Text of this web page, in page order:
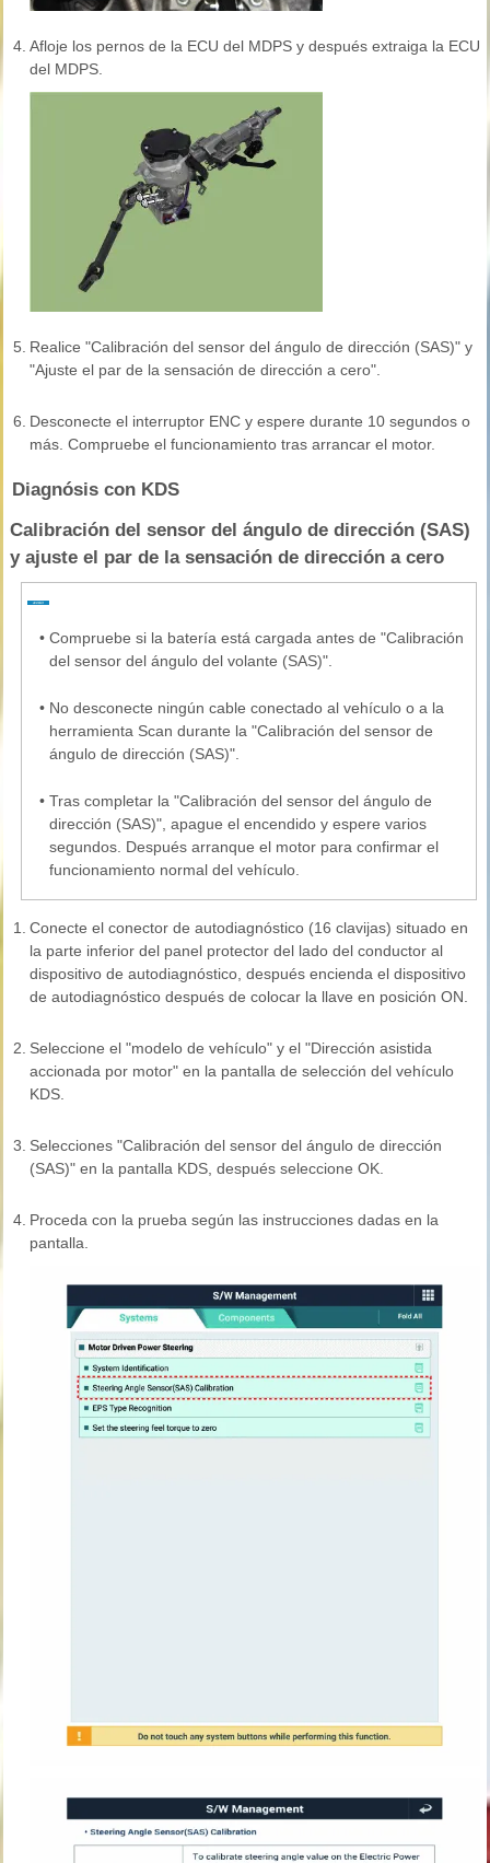
4. Afloje los pernos de la ECU del MDPS y después extraiga la ECU
del MDPS.
5. Realice "Calibración del sensor del ángulo de dirección (SAS)" y
"Ajuste el par de la sensación de dirección a cero".
6. Desconecte el interruptor ENC y espere durante 10 segundos o
más. Compruebe el funcionamiento tras arrancar el motor.
Diagnósis con KDS
Calibración del sensor del ángulo de dirección (SAS)
y ajuste el par de la sensación de dirección a cero
• Compruebe si la batería está cargada antes de "Calibración
del sensor del ángulo del volante (SAS)".
• No desconecte ningún cable conectado al vehículo o a la
herramienta Scan durante la "Calibración del sensor de
ángulo de dirección (SAS)".
• Tras completar la "Calibración del sensor del ángulo de
dirección (SAS)", apague el encendido y espere varios
segundos. Después arranque el motor para confirmar el
funcionamiento normal del vehículo.
1.
Conecte el conector de autodiagnóstico (16 clavijas) situado en
la parte inferior del panel protector del lado del conductor al
dispositivo de autodiagnóstico, después encienda el dispositivo
de autodiagnóstico después de colocar la llave en posición ON.
2. Seleccione el "modelo de vehículo" y el "Dirección asistida
accionada por motor" en la pantalla de selección del vehículo
KDS.
3. Selecciones "Calibración del sensor del ángulo de dirección
(SAS)" en la pantalla KDS, después seleccione OK.
4. Proceda con la prueba según las instrucciones dadas en la
pantalla.